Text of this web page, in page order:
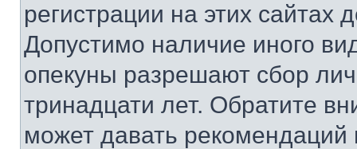
регистрации на этих сайтах
Допустимо наличие иного
опекуны разрешают сбор
тринадцати лет. Обратите
может давать